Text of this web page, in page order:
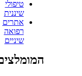
טיפולי
שיננית
אתרים
רפואה
שיניים